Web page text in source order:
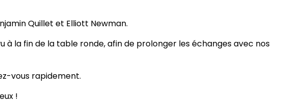
Quillet et Elliott Newman.
à la fin de la table ronde, afin de prolonger les échanges avec nos
vous rapidement.
!